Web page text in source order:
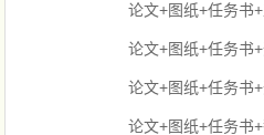
论文+图纸+任务书
论文+图纸+任务书
论文+图纸+任务书
论文+图纸+任务书